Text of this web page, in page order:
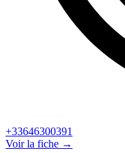
+33646300391
Voir la fiche →